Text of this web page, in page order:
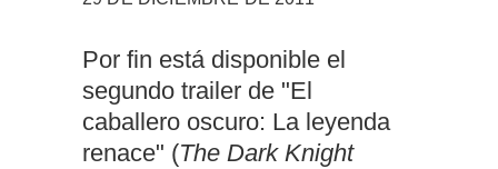
Por fin está disponible el
segundo trailer de "El
caballero oscuro: La leyenda
renace" (The Dark Knight